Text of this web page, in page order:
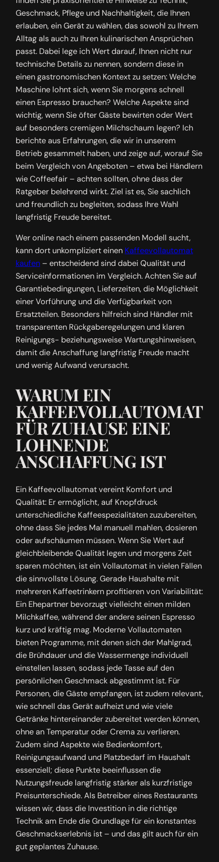
Geschmack, Pflege und Nachhaltigkeit, die Ihnen
erlauben, ein Gerät zu wählen, das sowohl zu Ihrem
Alltag als auch zu Ihren kulinarischen Ansprüchen
passt. Dabei lege ich Wert darauf, Ihnen nicht nur
technische Details zu nennen, sondern diese in
einen gastronomischen Kontext zu setzen: Welche
Maschine lohnt sich, wenn Sie morgens schnell
einen Espresso brauchen? Welche Aspekte sind
wichtig, wenn Sie öfter Gäste bewirten oder Wert
auf besonders cremigen Milchschaum legen? Ich
berichte aus Erfahrungen, die wir in unserem
Betrieb gesammelt haben, und zeige auf, worauf Sie
beim Vergleich von Angeboten – etwa bei Händlern
wie Coffeefair – achten sollten, ohne dass der
Ratgeber belehrend wirkt. Ziel ist es, Sie sachlich
und freundlich zu begleiten, sodass Ihre Wahl
langfristig Freude bereitet.
Wer online nach einem passenden Modell sucht,
kann dort unkompliziert einen Kaffeevollautomat
kaufen – entscheidend sind dabei Qualität und
Serviceinformationen im Vergleich. Achten Sie auf
Garantiebedingungen, Lieferzeiten, die Möglichkeit
einer Vorführung und die Verfügbarkeit von
Ersatzteilen. Besonders hilfreich sind Händler mit
transparenten Rückgaberegelungen und klaren
Reinigungs- beziehungsweise Wartungshinweisen,
damit die Anschaffung langfristig Freude macht
und wenig Aufwand verursacht.
WARUM EIN
KAFFEEVOLLAUTOMAT
FÜR ZUHAUSE EINE
LOHNENDE
ANSCHAFFUNG IST
Ein Kaffeevollautomat vereint Komfort und
Qualität: Er ermöglicht, auf Knopfdruck
unterschiedliche Kaffeespezialitäten zuzubereiten,
ohne dass Sie jedes Mal manuell mahlen, dosieren
oder aufschäumen müssen. Wenn Sie Wert auf
gleichbleibende Qualität legen und morgens Zeit
sparen möchten, ist ein Vollautomat in vielen Fällen
die sinnvollste Lösung. Gerade Haushalte mit
mehreren Kaffeetrinkern profitieren von Variabilität:
Ein Ehepartner bevorzugt vielleicht einen milden
Milchkaffee, während der andere seinen Espresso
kurz und kräftig mag. Moderne Vollautomaten
bieten Programme, mit denen sich der Mahlgrad,
die Brühdauer und die Wassermenge individuell
einstellen lassen, sodass jede Tasse auf den
persönlichen Geschmack abgestimmt ist. Für
Personen, die Gäste empfangen, ist zudem relevant,
wie schnell das Gerät aufheizt und wie viele
Getränke hintereinander zubereitet werden können,
ohne an Temperatur oder Crema zu verlieren.
Zudem sind Aspekte wie Bedienkomfort,
Reinigungsaufwand und Platzbedarf im Haushalt
essenziell; diese Punkte beeinflussen die
Nutzungsfreude langfristig stärker als kurzfristige
Preisunterschiede. Als Betreiber eines Restaurants
wissen wir, dass die Investition in die richtige
Technik am Ende die Grundlage für ein konstantes
Geschmackserlebnis ist – und das gilt auch für ein
gut geplantes Zuhause.